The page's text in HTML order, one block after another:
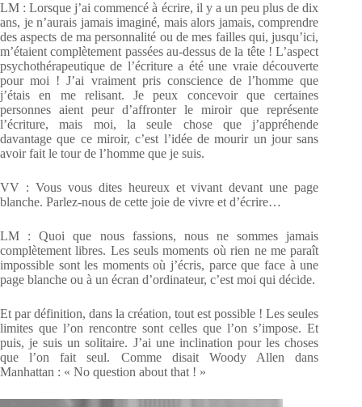
LM : Lorsque j’ai commencé à écrire, il y a un peu plus de dix
ans, je n’aurais jamais imaginé, mais alors jamais, comprendre
des aspects de ma personnalité ou de mes failles qui, jusqu’ici,
m’étaient complètement passées au-dessus de la tête ! L’aspect
psychothérapeutique de l’écriture a été une vraie découverte
pour moi ! J’ai vraiment pris conscience de l’homme que
j’étais en me relisant. Je peux concevoir que certaines
personnes aient peur d’affronter le miroir que représente
l’écriture, mais moi, la seule chose que j’appréhende
davantage que ce miroir, c’est l’idée de mourir un jour sans
avoir fait le tour de l’homme que je suis.
VV : Vous vous dites heureux et vivant devant une page
blanche. Parlez-nous de cette joie de vivre et d’écrire…
LM : Quoi que nous fassions, nous ne sommes jamais
complètement libres. Les seuls moments où rien ne me paraît
impossible sont les moments où j’écris, parce que face à une
page blanche ou à un écran d’ordinateur, c’est moi qui décide.
Et par définition, dans la création, tout est possible ! Les seules
limites que l’on rencontre sont celles que l’on s’impose. Et
puis, je suis un solitaire. J’ai une inclination pour les choses
que l’on fait seul. Comme disait Woody Allen dans
Manhattan : « No question about that ! »